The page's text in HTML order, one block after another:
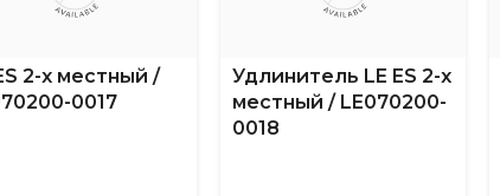
2-х местный /
0017
Удлинитель LE ES 2-х
местный / LE070200-
0018